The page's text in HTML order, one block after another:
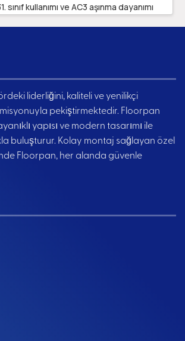
sınıf kullanımı ve AC3 aşınma dayanımı
olan Floorpan Sunex laminat parke, ev
bir yürüyüş deneyimi sağlarken, aynı
yapısıyla uzun ömürlü kullanım vaat
doğal ahşap görünümünü ön plana
derinlik ve karakter katar. Derzli
arasındaki çizgilerin belirgin
gerçek ahşap zemine oldukça yakın
sayede yaşam alanlarınıza sıcak ve
aynı zamanda zeminde kolay
ise montaj sürecini oldukça
hızlı ve güvenli bir şekilde kilitlenir.
ekstra alet kullanımı gerektirmeden, pratik
Hem profesyonel kullanıcılar hem de
yapmak isteyenler için büyük kolaylık
ile de dikkat çeker. Böylece, zemin
gibi durumlarda parke panelleri
çıkarılıp yeniden kullanılabilir.
liderliğini, kaliteli ve yenilikçi
pekiştirmektedir. Floorpan
yapısı ve modern tasarımı ile
buluşturur. Kolay montaj sağlayan özel
Floorpan, her alanda güvenle